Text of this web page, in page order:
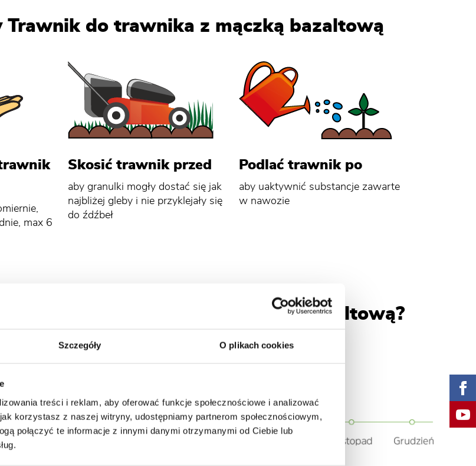
Szczegóły O plikach cookies
treści i reklam, aby oferować funkcje społecznościowe i analizować
korzystasz z naszej witryny, udostępniamy partnerom społecznościowym,
połączyć te informacje z innymi danymi otrzymanymi od Ciebie lub
Trawnik do trawnika z mączką bazaltową
max 6
Skosić trawnik przed
aby granulki mogły dostać się jak
najbliżej gleby i nie przyklejały się
do źdźbeł
Podlać trawnik po
aby uaktywnić substancje zawarte
w nawozie
Trawnik do trawnika z mączką bazaltową?